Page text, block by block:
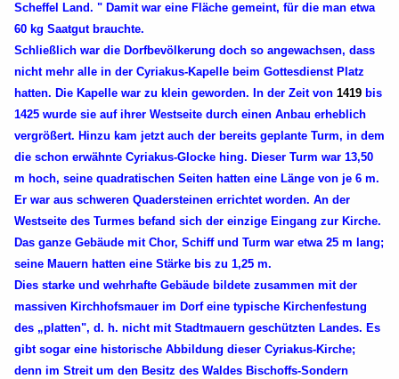
Scheffel Land. " Damit war eine Fläche gemeint, für die man etwa
60 kg Saatgut brauchte.
Schließlich war die Dorfbevölkerung doch so angewachsen, dass
nicht mehr alle in der Cyriakus-Kapelle beim Gottesdienst Platz
hatten. Die Kapelle war zu klein geworden. In der Zeit von 1419 bis
1425 wurde sie auf ihrer Westseite durch einen Anbau erheblich
vergrößert. Hinzu kam jetzt auch der bereits geplante Turm, in dem
die schon erwähnte Cyriakus-Glocke hing. Dieser Turm war 13,50
m hoch, seine quadratischen Seiten hatten eine Länge von je 6 m.
Er war aus schweren Quadersteinen errichtet worden. An der
Westseite des Turmes befand sich der einzige Eingang zur Kirche.
Das ganze Gebäude mit Chor, Schiff und Turm war etwa 25 m lang;
seine Mauern hatten eine Stärke bis zu 1,25 m.
Dies starke und wehrhafte Gebäude bildete zusammen mit der
massiven Kirchhofsmauer im Dorf eine typische Kirchenfestung
des „platten", d. h. nicht mit Stadtmauern geschützten Landes. Es
gibt sogar eine historische Abbildung dieser Cyriakus-Kirche;
denn im Streit um den Besitz des Waldes Bischoffs-Sondern